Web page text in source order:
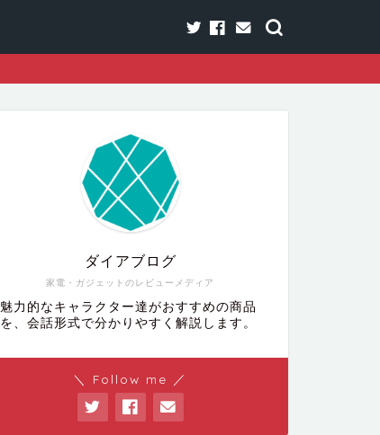
家電・ガジェットのレビューメディア
ダイアブログ
魅力的なキャラクター達がおすすめの商品
を、会話形式で分かりやすく解説します。
＼ Follow me ／